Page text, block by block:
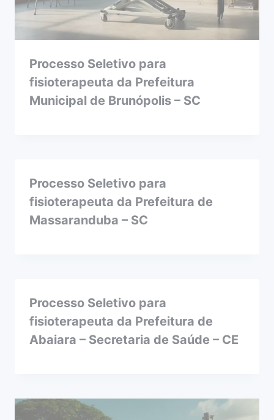
Processo Seletivo para
fisioterapeuta da Prefeitura
Municipal de Brunópolis – SC
Processo Seletivo para
fisioterapeuta da Prefeitura de
Massaranduba – SC
Processo Seletivo para
fisioterapeuta da Prefeitura de
Abaiara – Secretaria de Saúde – CE